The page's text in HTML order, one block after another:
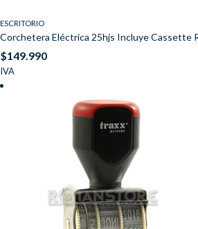
ESCRITORIO
Corchetera Eléctrica 25hjs Incluye Cassette
$149.990
IVA